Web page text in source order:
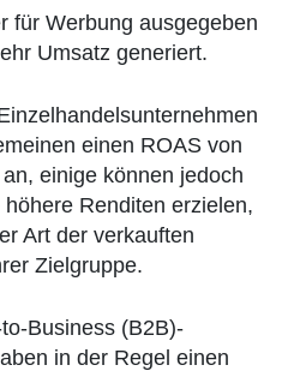
für Werbung ausgegeben
Umsatz generiert.
einen ROAS von
einige können jedoch
Renditen erzielen,
Art der verkauften
Zielgruppe.
Business (B2B)-
in der Regel einen